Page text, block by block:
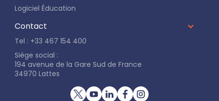
Logiciel Éducation
Contact
Tel : +33 467 154 400
Siège social :
194 avenue de la Gare Sud de France
34970 Lattes